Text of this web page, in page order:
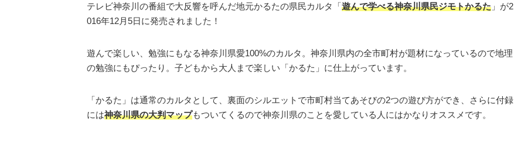
テレビ神奈川の番組で大反響を呼んだ地元かるたの県民カルタ「遊んで学べる神奈川県民ジモトかるた 」が2
016年12月5日に発売されました！
遊んで楽しい、勉強にもなる神奈川県愛100%のカルタ。神奈川県内の全市町村が題材になっているので地理
の勉強にもぴったり。子どもから大人まで楽しい「かるた」に仕上がっています。
「かるた」は通常のカルタとして、裏面のシルエットで市町村当てあそびの2つの遊び方ができ、さらに付録
には神奈川県の大判マップもついてくるので神奈川県のことを愛している人にはかなりオススメです。